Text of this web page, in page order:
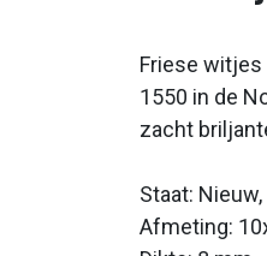
Friese
1550 in de
zacht
Staat:
Afmeting: